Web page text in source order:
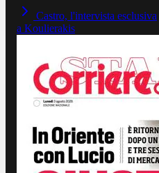
Castro, l'intervista esclusiva
a Koulierakis